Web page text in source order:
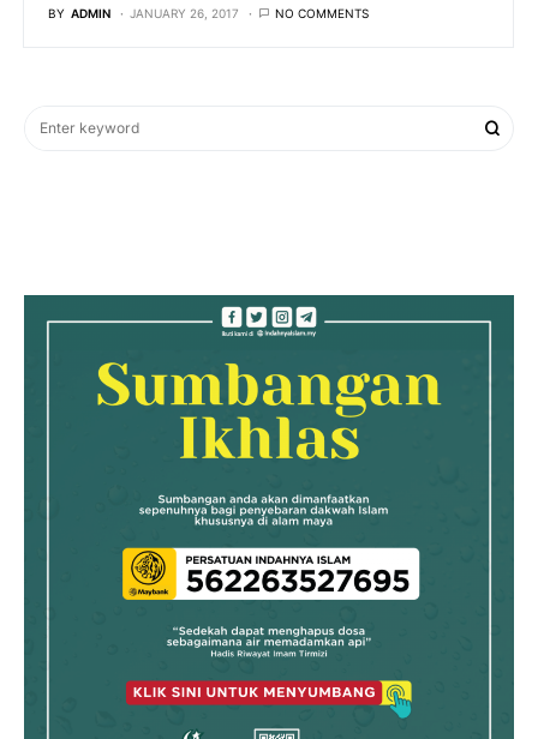
BY ADMIN JANUARY 26, 2017 NO COMMENTS